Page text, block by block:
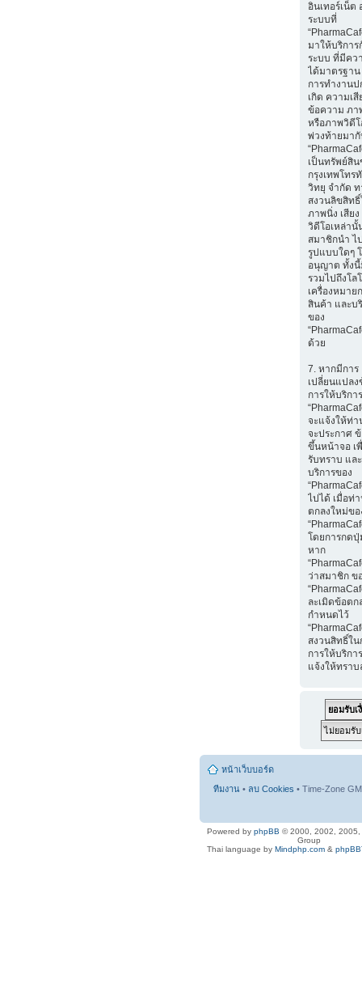
อินเทอร์เน็ต
ระบบที่
มาให้บริกา
ระบบ ที่มีคว
ได้มาตรฐา
การทำงานป
เกิด ความเ
ข้อความ ภา
หรือภาพวิดีโ
พ่วงท้ายมา
เป็นทรัพย์สิ
กรุงเทพโทร
วิทยุ จำกัด ท
สงวนลิขสิท
ภาพนิ่ง เสีย
วิดีโอเหล่า
สมาชิกนำ ไ
รูปแบบใดๆ
อนุญาต ทั้ง
รวมไปถึงโล
เครื่องหมาย
สินค้า และบ
ของ
ด้วย
7. หากมีการ
เปลี่ยนแปล
การให้บริการ
จะแจ้งให้ท่
จะประกาศ
ขึ้นหน้าจอ เ
รับทราบ แล
บริการของ
ไปได้ เมื่อท่
ตกลงใหม่ขอ
โดยการกดปุ่
หาก
ว่าสมาชิก ข
ละเมิดข้อตก
กำหนดไว้
สงวนสิทธิ์ใน
การให้บริกา
แจ้งให้ทรา
หน้าเว็บบอร์ด
ทีมงาน • ลบ Cookies • Time-Zone
Powered by phpBB © 2000, 2002,
Group
Thai language by Mindphp.com&